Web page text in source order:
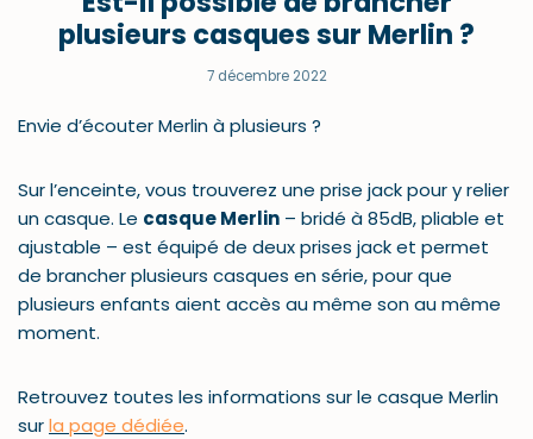
plusieurs casques sur Merlin ?
7 décembre 2022
Envie d’écouter Merlin à plusieurs ?
Sur l’enceinte, vous trouverez une prise jack pour y relier
un casque. Le casque Merlin – bridé à 85dB, pliable et
ajustable – est équipé de deux prises jack et permet
de brancher plusieurs casques en série, pour que
plusieurs enfants aient accès au même son au même
moment.
Retrouvez toutes les informations sur le casque Merlin
surla page dédiée.